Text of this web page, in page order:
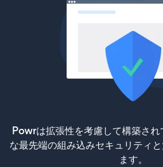
Powrは拡張性を考慮して構築さ
な最先端の組み込みセキュリティ
ます。